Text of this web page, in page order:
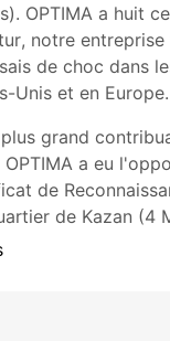
OPTIMA a huit
notre
de choc dans
Unis et en Europe.
grand
a eu
de
de Kazan (4